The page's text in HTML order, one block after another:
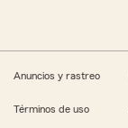
Anuncios y rastreo
Términos de uso